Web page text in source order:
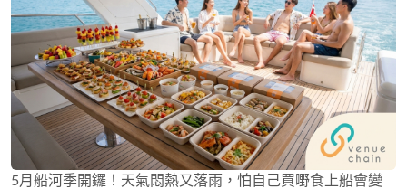
5月船河季開鑼！天氣悶熱又落雨，怕自己買嘢食上船會變